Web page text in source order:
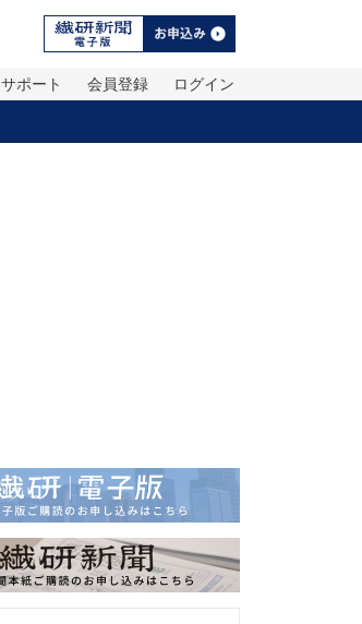
ログイン
会員登録
サポート